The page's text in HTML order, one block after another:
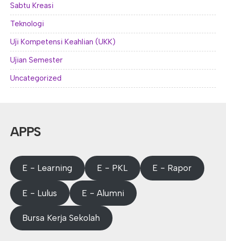
Sabtu Kreasi
Teknologi
Uji Kompetensi Keahlian (UKK)
Ujian Semester
Uncategorized
APPS
E - Learning E - PKL E - Rapor
E - Lulus E - Alumni
Bursa Kerja Sekolah